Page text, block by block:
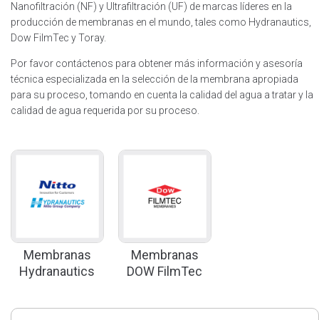
Nanofiltración (NF) y Ultrafiltración (UF) de marcas líderes en la
producción de membranas en el mundo, tales como Hydranautics,
Dow FilmTec y Toray.
Por favor contáctenos para obtener más información y asesoría
técnica especializada en la selección de la membrana apropiada
para su proceso, tomando en cuenta la calidad del agua a tratar y la
calidad de agua requerida por su proceso.
Membranas
Hydranautics
Membranas
DOW FilmTec